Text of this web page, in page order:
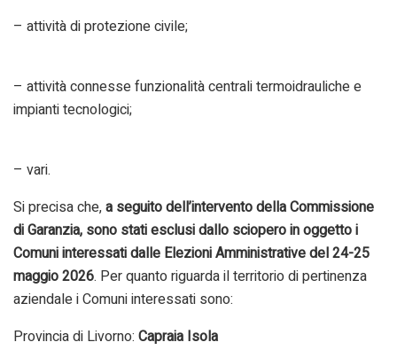
– attività di protezione civile;
– attività connesse funzionalità centrali termoidrauliche e
impianti tecnologici;
– vari.
Si precisa che,a seguito dell’intervento della Commissione
di Garanzia, sono stati esclusi dallo sciopero in oggetto i
Comuni interessati dalle Elezioni Amministrative del 24-25
maggio 2026. Per quanto riguarda il territorio di pertinenza
aziendale i Comuni interessati sono:
Provincia di Livorno: Capraia Isola